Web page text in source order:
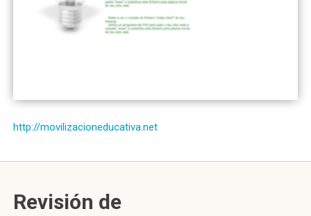
http://movilizacioneducativa.net
Revisión de